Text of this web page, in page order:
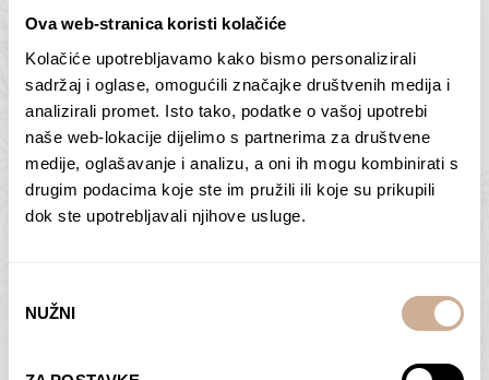
Ova web-stranica koristi kolačiće
Kolačiće upotrebljavamo kako bismo personalizirali
sadržaj i oglase, omogućili značajke društvenih medija i
analizirali promet. Isto tako, podatke o vašoj upotrebi
naše web-lokacije dijelimo s partnerima za društvene
medije, oglašavanje i analizu, a oni ih mogu kombinirati s
drugim podacima koje ste im pružili ili koje su prikupili
dok ste upotrebljavali njihove usluge.
pristanka
NUŽNI
Butan – ljudi 2
75,00€ – 138,00€Raspon
cijena:
od
75,00 €
138,00 €
ODABERI OPCIJE
Antarktika – krajolik
2
75,00€ – 138,00€Raspon
cijena:
od
ODABERI OPCIJE
Dolac Moreškanti – sjena